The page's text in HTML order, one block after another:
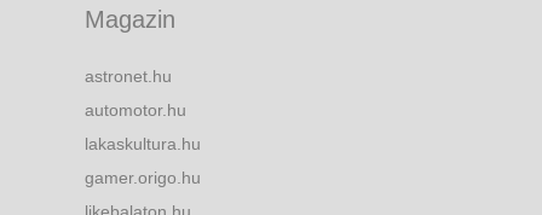
Magazin
astronet.hu
automotor.hu
lakaskultura.hu
gamer.origo.hu